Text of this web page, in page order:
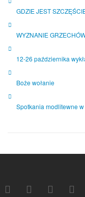
GDZIE JEST
WYZNANIE
12-26 października
Boże wołanie
Spotkania modlitewne